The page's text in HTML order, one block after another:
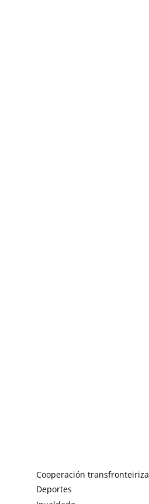
Cooperación transfronteiriza
Deportes